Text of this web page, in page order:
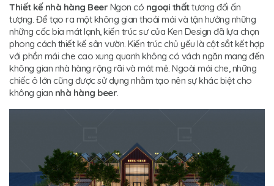
Thiết kế nhà hàng Beer Ngon có ngoại thấttương đối ấn
tượng. Để tạo ra một không gian thoải mái và tận hưởng những
những cốc bia mát lạnh, kiến trúc sư của Ken Design đã lựa chọn
phong cách thiết kế sân vườn. Kiến trúc chủ yếu là cột sắt kết hợp
với phần mái che cao xung quanh không có vách ngăn mang đến
không gian nhà hàng rộng rãi và mát mẻ. Ngoài mái che, những
chiếc ô lớn cũng được sử dụng nhằm tạo nên sự khác biệt cho
không gian nhà hàng beer